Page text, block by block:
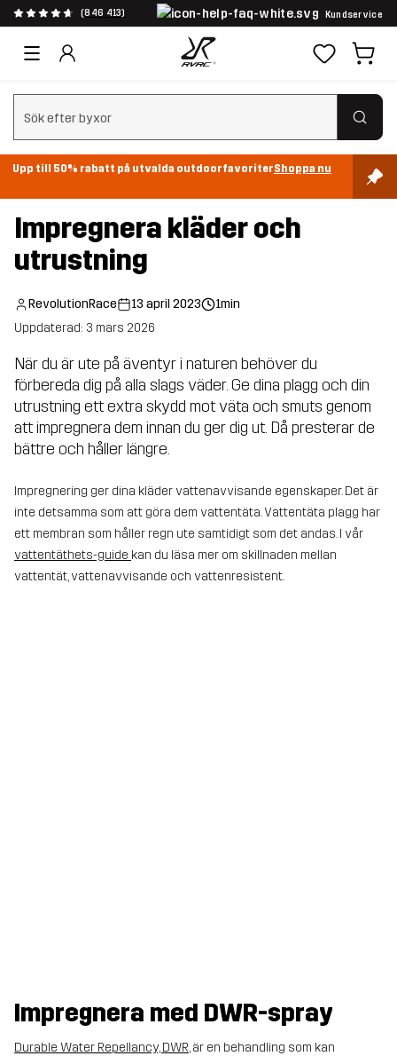
(846 413) Kundservice
Rensa sök
Upp till 50% rabatt på utvalda outdoorfavoriterShoppa nu
Impregnera kläder och
utrustning
RevolutionRace 13 april 2023
1min
Uppdaterad: 3 mars 2026
När du är ute på äventyr i naturen behöver du
förbereda dig på alla slags väder. Ge dina plagg och din
utrustning ett extra skydd mot väta och smuts genom
att impregnera dem innan du ger dig ut. Då presterar de
bättre och håller längre.
Impregnering ger dina kläder vattenavvisande egenskaper. Det är
inte detsamma som att göra dem vattentäta. Vattentäta plagg har
ett membran som håller regn ute samtidigt som det andas. I vår
vattentäthets-guide kan du läsa mer om skillnaden mellan
vattentät, vattenavvisande och vattenresistent.
Impregnera med DWR-spray
Durable Water Repellancy, DWR, är en behandling som kan